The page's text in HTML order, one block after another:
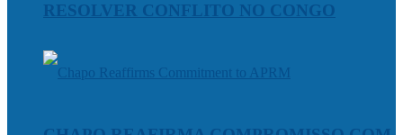
RESOLVER CONFLITO NO CONGO